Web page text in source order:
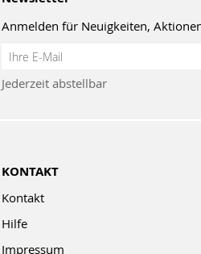
Anmelden für Neuigkeiten,
Anmeldung
Newsletter:
Jederzeit abstellbar
KONTAKT
Kontakt
Hilfe
Impressum